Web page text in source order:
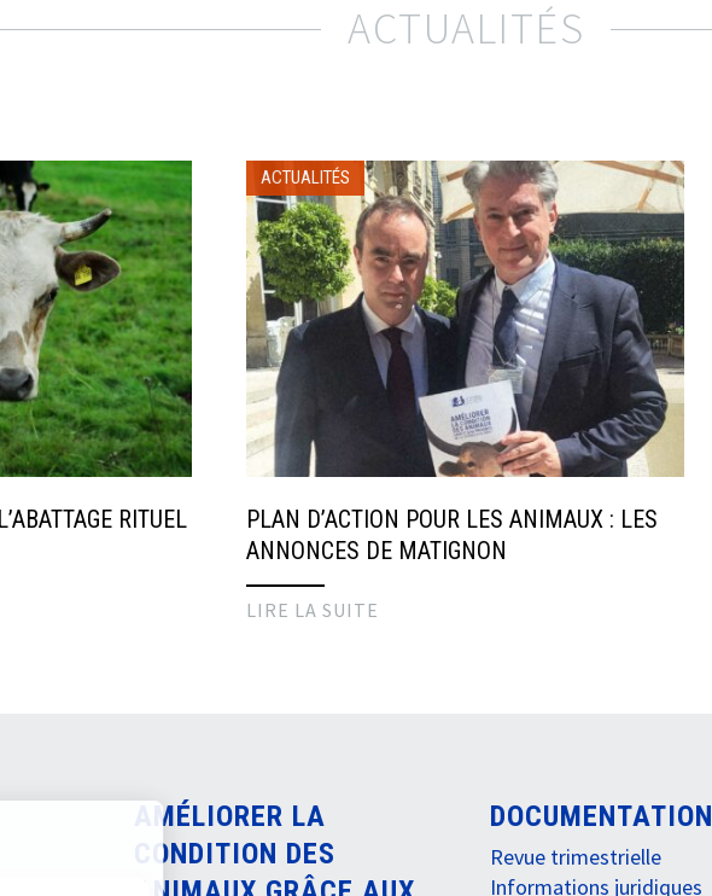
ACTUALITÉS
RITUEL
ACTUALITÉS
PLAN D’ACTION POUR LES ANIMAUX : LES
ANNONCES DE MATIGNON
LIRE LA SUITE
AMÉLIORER LA
CONDITION DES
DOCUMENTATION
Revue trimestrielle
Informations juridiques